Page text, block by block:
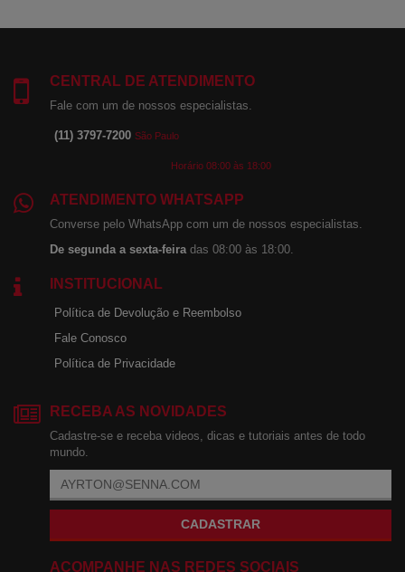
CENTRAL DE ATENDIMENTO
Fale com um de nossos especialistas.
(11) 3797-7200 São Paulo
Horário 08:00 às 18:00
ATENDIMENTO WHATSAPP
Converse pelo WhatsApp com um de nossos especialistas.
De segunda a sexta-feiradas 08:00 às 18:00.
INSTITUCIONAL
Política de Devolução e Reembolso
Fale Conosco
Política de Privacidade
RECEBA AS NOVIDADES
Cadastre-se e receba videos, dicas e tutoriais antes de todo
mundo.
CADASTRAR
ACOMPANHE NAS REDES SOCIAIS